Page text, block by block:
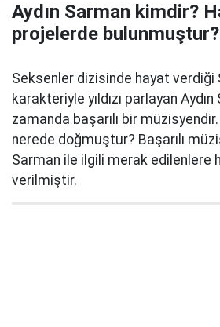
Aydın Sarman kimdir?
projelerde bulunmuştur?
Seksenler dizisinde hayat verdiği
karakteriyle yıldızı parlayan Aydın
zamanda başarılı bir
nerede doğmuştur? Başarılı
Sarman ile ilgili merak edilenlere
verilmiştir.